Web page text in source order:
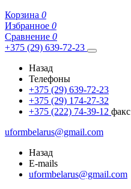
Корзина 0
Избранное 0
Сравнение 0
+375 (29) 639-72-23
Назад
Телефоны
+375 (29) 639-72-23
+375 (29) 174-27-32
+375 (222) 74-39-12 факс
uformbelarus@gmail.com
Назад
E-mails
uformbelarus@gmail.com